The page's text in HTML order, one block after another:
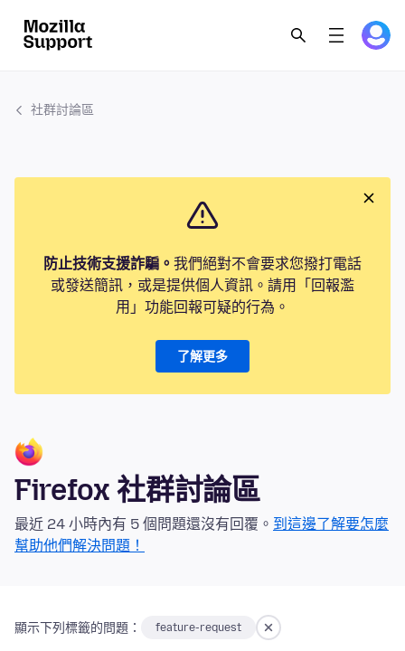
社群討論區
防止技術支援詐騙。 我們絕對不會要求您撥打電話
或發送簡訊，或是提供個人資訊。請用「回報濫
用」功能回報可疑的行為。
了解更多
Firefox 社群討論區
最近 24 小時內有 5 個問題還沒有回覆。 到這邊了解要怎麼
幫助他們解決問題！
顯示下列標籤的問題： feature-request